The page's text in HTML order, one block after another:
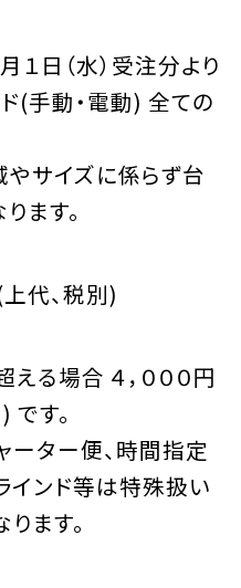
１日（水）受注分より
(手動・電動) 全ての
サイズに係らず台
ます。
上代、税別)
る場合 ４，０００円
す。
ター便、時間指定
インド等は特殊扱い
ます。